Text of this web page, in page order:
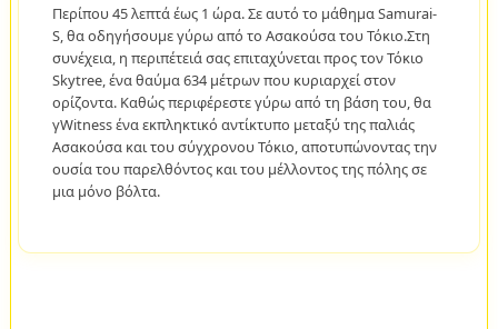
Περίπου 45 λεπτά έως 1 ώρα. Σε αυτό το μάθημα Samurai-
S, θα οδηγήσουμε γύρω από το Ασακούσα του Τόκιο.Στη
συνέχεια, η περιπέτειά σας επιταχύνεται προς τον Τόκιο
Skytree, ένα θαύμα 634 μέτρων που κυριαρχεί στον
ορίζοντα. Καθώς περιφέρεστε γύρω από τη βάση του, θα
γWitness ένα εκπληκτικό αντίκτυπο μεταξύ της παλιάς
Ασακούσα και του σύγχρονου Τόκιο, αποτυπώνοντας την
ουσία του παρελθόντος και του μέλλοντος της πόλης σε
μια μόνο βόλτα.